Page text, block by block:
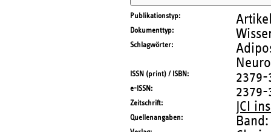
Publikationstyp
Dokumenttyp
Schlagwörter
ISSN (print) / ISBN 2379-
e-ISSN 2379-
Zeitschrift JCI
Quellenangaben